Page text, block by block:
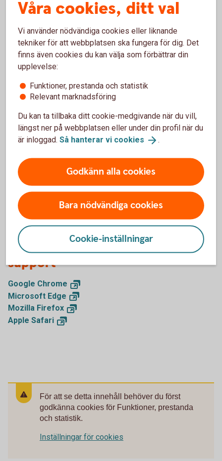
webbläsare?
Nya versioner av webbläsare är i allmänhet de säkraste och
minskar risken för intrång eller andra typer av säkerhetshot.
Tänk på att du också behöver ha ett uppdaterat
operativsystem.
Vi rekommenderar inte att du använder äldre versioner av
webbläsare och operativsystem, eftersom de inte alltid
stödjer funktionaliteten och säkerheten på våra
webbplatser och Internetbanken. Ibland slutar vi stödja
äldre, föråldrade versioner.
Nya versioner av webbläsare testas av oss för att
säkerställa att de fungerar bra med våra webbplatser och
Internetbanken, men inte alltid så snart nya versioner
släpps.
Kontakta leverantören för
support
Google Chrome
Microsoft Edge
Mozilla Firefox
Apple Safari
För att se detta innehåll behöver du först
godkänna cookies för Funktioner, prestanda
och statistik.
Inställningar för cookies
Våra cookies, ditt val
Vi använder nödvändiga cookies eller liknande
tekniker för att webbplatsen ska fungera för dig. Det
finns även cookies du kan välja som förbättrar din
upplevelse:
Funktioner, prestanda och statistik
Relevant marknadsföring
Du kan ta tillbaka ditt cookie-medgivande när du vill,
längst ner på webbplatsen eller under din profil när du
är inloggad. Så hanterar vi cookies .
Godkänn alla cookies
Bara nödvändiga cookies
Cookie-inställningar